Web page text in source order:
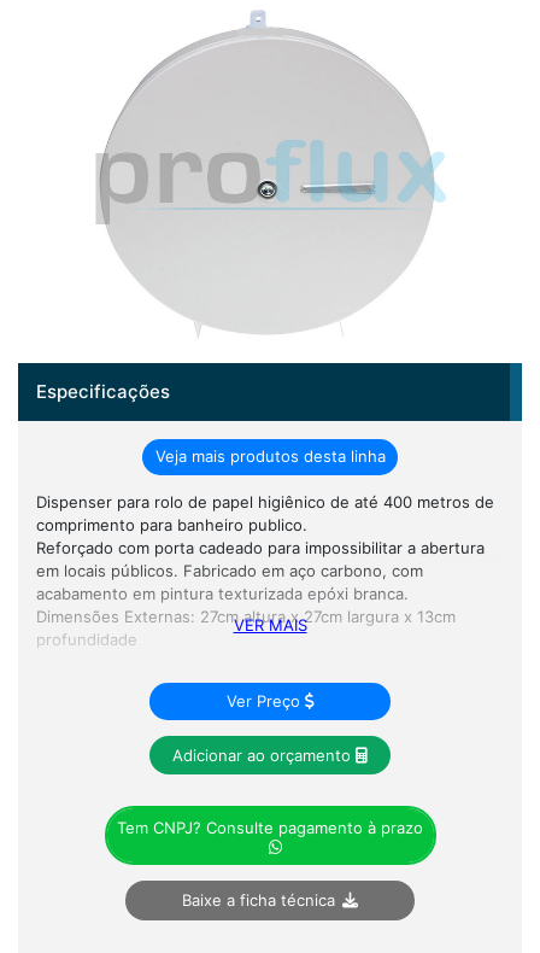
Especificações
Veja mais produtos desta linha
Dispenser para rolo de papel higiênico de até 400 metros de
comprimento para banheiro publico.
Reforçado com porta cadeado para impossibilitar a abertura
em locais públicos. Fabricado em aço carbono, com
acabamento em pintura texturizada epóxi branca.
Dimensões Externas: 27cm altura x 27cm largura x 13cm
profundidade
VER MAIS
Ver Preço
Adicionar ao orçamento
Tem CNPJ? Consulte pagamento à prazo
Baixe a ficha técnica